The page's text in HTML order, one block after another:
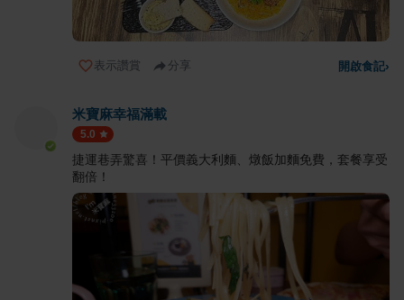
表示讚賞 分享 開啟食記›
米寶麻幸福滿載
5.0
捷運巷弄驚喜！平價義大利麵、燉飯加麵免費，套餐享受
翻倍！